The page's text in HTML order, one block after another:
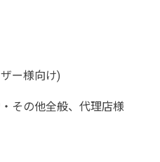
ー様向け)
その他全般、代理店様